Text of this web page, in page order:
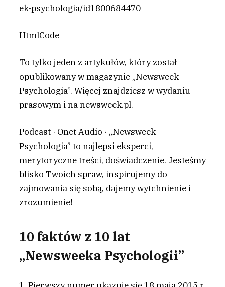
ek-psychologia/id1800684470
HtmlCode
To tylko jeden z artykułów, który został
opublikowany w magazynie „Newsweek
Psychologia”. Więcej znajdziesz w wydaniu
prasowym i na newsweek.pl.
Podcast · Onet Audio · „Newsweek
Psychologia” to najlepsi eksperci,
merytoryczne treści, doświadczenie. Jesteśmy
blisko Twoich spraw, inspirujemy do
zajmowania się sobą, dajemy wytchnienie i
zrozumienie!
10 faktów z 10 lat
„Newsweeka Psychologii”